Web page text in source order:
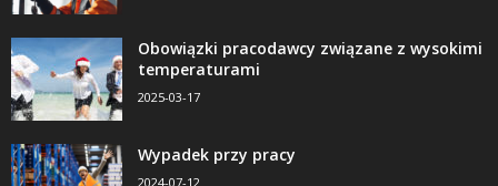
Obowiązki pracodawcy związane z wysokimi
temperaturami
2025-03-17
Wypadek przy pracy
2024-07-12